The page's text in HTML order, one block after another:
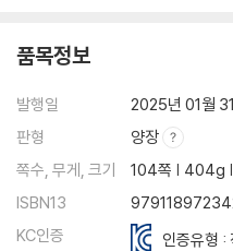
품목정보
발행일
2025년 01월
판형
양장
쪽수, 무게, 크기
104쪽 | 404g
ISBN13
KC인증
인증유형 :